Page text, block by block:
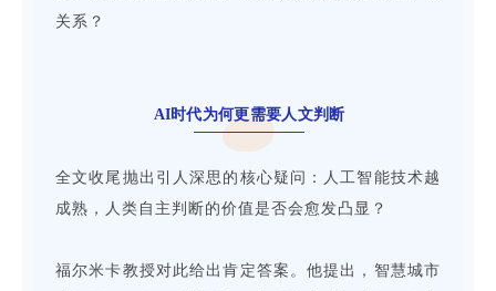
关系？
AI时代为何更需要人文判断
全文收尾抛出引人深思的核心疑问：人工智能技术越
成熟，人类自主判断的价值是否会愈发凸显？
福尔米卡教授对此给出肯定答案。他提出，智慧城市